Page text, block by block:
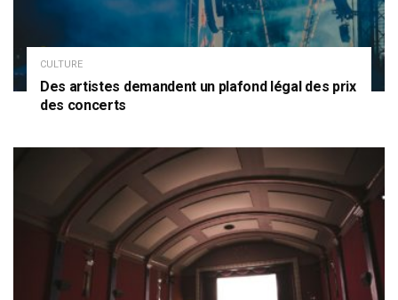
CULTURE
Des artistes demandent un plafond légal des prix
des concerts